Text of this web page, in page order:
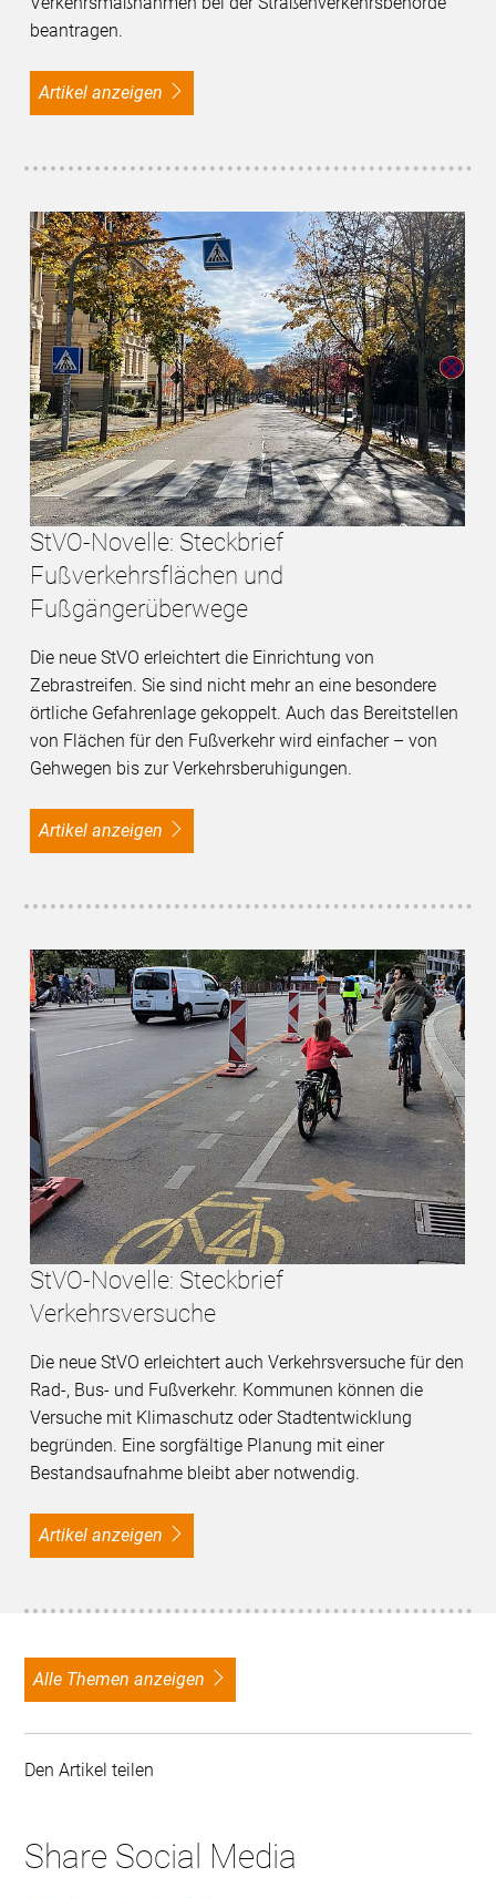
beantragen.
Artikel anzeigen
StVO-Novelle: Steckbrief
Fußverkehrsflächen und
Fußgängerüberwege
Die neue StVO erleichtert die Einrichtung von
Zebrastreifen. Sie sind nicht mehr an eine besondere
örtliche Gefahrenlage gekoppelt. Auch das Bereitstellen
von Flächen für den Fußverkehr wird einfacher – von
Gehwegen bis zur Verkehrsberuhigungen.
Artikel anzeigen
StVO-Novelle: Steckbrief
Verkehrsversuche
Die neue StVO erleichtert auch Verkehrsversuche für den
Rad-, Bus- und Fußverkehr. Kommunen können die
Versuche mit Klimaschutz oder Stadtentwicklung
begründen. Eine sorgfältige Planung mit einer
Bestandsaufnahme bleibt aber notwendig.
Artikel anzeigen
alle Themen anzeigen
Den Artikel teilen
Share Social Media